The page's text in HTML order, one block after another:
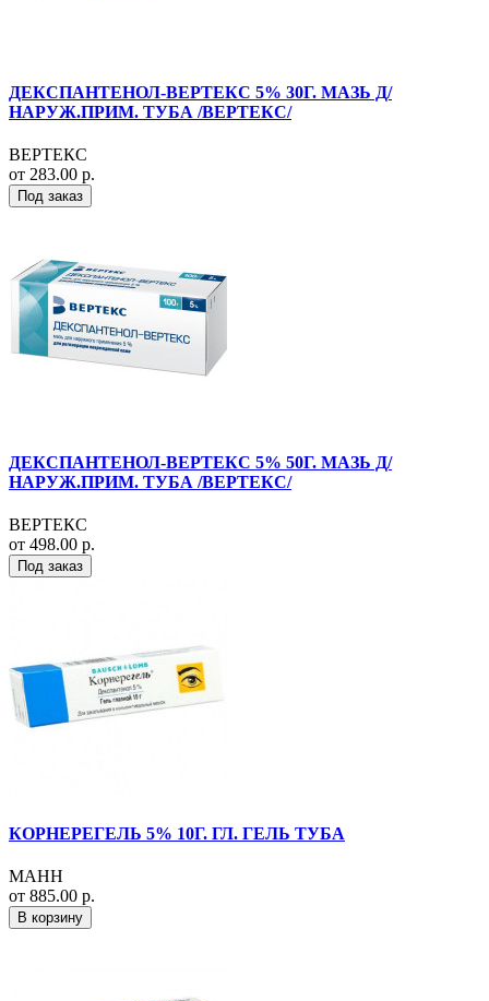
ДЕКСПАНТЕНОЛ-ВЕРТЕКС 5% 30Г. МАЗЬ Д/
НАРУЖ.ПРИМ. ТУБА /ВЕРТЕКС/
ВЕРТЕКС
от 283.00 р.
Под заказ
ДЕКСПАНТЕНОЛ-ВЕРТЕКС 5% 50Г. МАЗЬ Д/
НАРУЖ.ПРИМ. ТУБА /ВЕРТЕКС/
ВЕРТЕКС
от 498.00 р.
Под заказ
КОРНЕРЕГЕЛЬ 5% 10Г. ГЛ. ГЕЛЬ ТУБА
МАНН
от 885.00 р.
В корзину